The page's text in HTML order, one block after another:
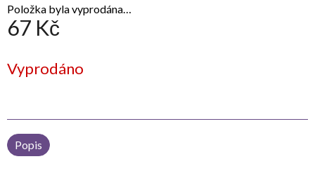
67 Kč
cena:
Vyprodáno
Položka byla vyprodána…
Popis